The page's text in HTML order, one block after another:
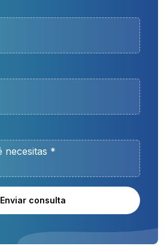
Enviar consulta